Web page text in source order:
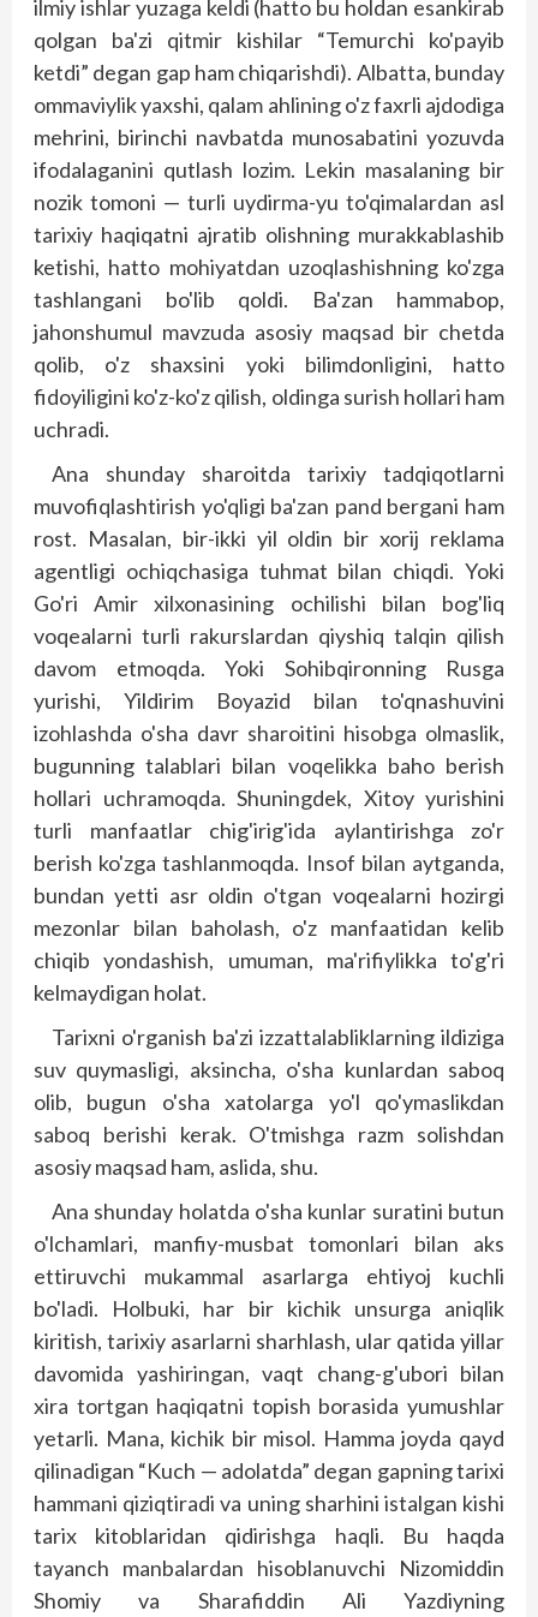
ilmiy ishlar yuzaga keldi (hatto bu holdan esankirab
qolgan ba'zi qitmir kishilar “Temurchi ko'payib
ketdi” degan gap ham chiqarishdi). Albatta, bunday
ommaviylik yaxshi, qalam ahlining o'z faxrli ajdodiga
mehrini, birinchi navbatda munosabatini yozuvda
ifodalaganini qutlash lozim. Lekin masalaning bir
nozik tomoni — turli uydirma-yu to'qimalardan asl
tarixiy haqiqatni ajratib olishning murakkablashib
ketishi, hatto mohiyatdan uzoqlashishning ko'zga
tashlangani bo'lib qoldi. Ba'zan hammabop,
jahonshumul mavzuda asosiy maqsad bir chetda
qolib, o'z shaxsini yoki bilimdonligini, hatto
fidoyiligini ko'z-ko'z qilish, oldinga surish hollari ham
uchradi.
Ana shunday sharoitda tarixiy tadqiqotlarni
muvofiqlashtirish yo'qligi ba'zan pand bergani ham
rost. Masalan, bir-ikki yil oldin bir xorij reklama
agentligi ochiqchasiga tuhmat bilan chiqdi. Yoki
Go'ri Amir xilxonasining ochilishi bilan bog'liq
voqealarni turli rakurslardan qiyshiq talqin qilish
davom etmoqda. Yoki Sohibqironning Rusga
yurishi, Yildirim Boyazid bilan to'qnashuvini
izohlashda o'sha davr sharoitini hisobga olmaslik,
bugunning talablari bilan voqelikka baho berish
hollari uchramoqda. Shuning­dek, Xitoy yurishini
turli manfaatlar chig'irig'ida aylantirishga zo'r
berish ko'zga tashlanmoqda. Insof bilan aytganda,
bundan yetti asr oldin o'tgan voqealarni hozirgi
mezonlar bilan baholash, o'z manfaatidan kelib
chiqib yondashish, umuman, ma'rifiylikka to'g'ri
kelmaydigan holat.
Tarixni o'rganish ba'zi izzattalabliklarning ildiziga
suv quymasligi, aksincha, o'sha kunlardan saboq
olib, bugun o'sha xatolarga yo'l qo'ymaslikdan
saboq berishi kerak. O'tmishga razm solishdan
asosiy maqsad ham, aslida, shu.
Ana shunday holatda o'sha kunlar suratini butun
o'lchamlari, manfiy-musbat tomonlari bilan aks
ettiruvchi mukammal asarlarga ehtiyoj kuchli
bo'ladi. Holbuki, har bir kichik unsurga aniqlik
kiritish, tarixiy asarlarni sharhlash, ular qatida yillar
davomida yashiringan, vaqt chang-g'ubori bilan
xira tortgan haqiqatni topish borasida yumushlar
yetarli. Mana, kichik bir misol. Hamma joyda qayd
qilinadigan “Kuch — adolatda” degan gapning tarixi
hammani qiziqtiradi va uning sharhini istalgan kishi
tarix kitoblaridan qidirishga haqli. Bu haqda
tayanch manbalardan hisoblanuvchi Nizomiddin
Shomiy va Sharafiddin Ali Yazdiyning